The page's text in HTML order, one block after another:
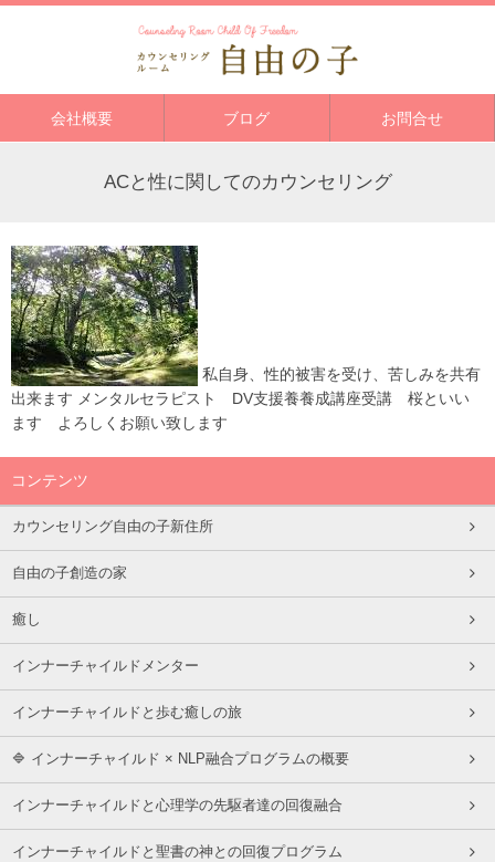
会社概要 ブログ お問合せ
ACと性に関してのカウンセリング
私自身、性的被害を受け、苦しみを共有
出来ます メンタルセラピスト DV支援養養成講座受講 桜といい
ます よろしくお願い致します
コンテンツ
カウンセリング自由の子新住所
自由の子創造の家
癒し
インナーチャイルドメンター
インナーチャイルドと歩む癒しの旅
🔷 インナーチャイルド × NLP融合プログラムの概要
インナーチャイルドと心理学の先駆者達の回復融合
インナーチャイルドと聖書の神との回復プログラム